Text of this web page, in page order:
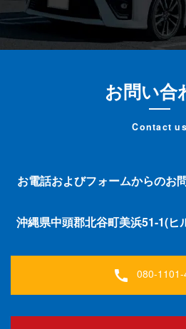
お問い合
Contact us
お電話およびフォームからのお
沖縄県中頭郡北谷町美浜51-1(ヒ
call 080-